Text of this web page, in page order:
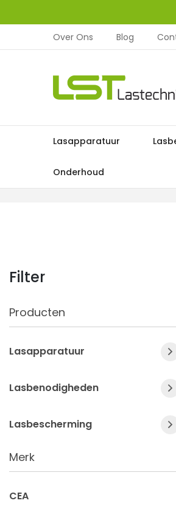
Over Ons Blog
Lasapparatuur
Onderhoud
Filter
Producten
Lasapparatuur
Lasbenodigheden
Lasbescherming
Merk
CEA